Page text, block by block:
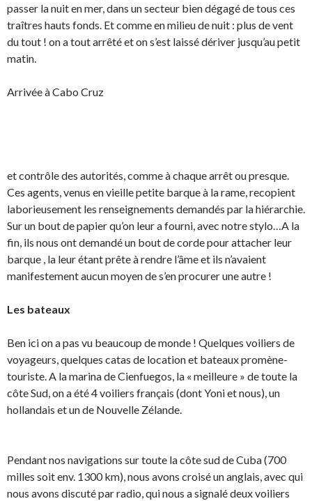
passer la nuit en mer, dans un secteur bien dégagé de tous ces
traîtres hauts fonds. Et comme en milieu de nuit : plus de vent
du tout ! on a tout arrêté et on s’est laissé dériver jusqu’au petit
matin.
Arrivée à Cabo Cruz
et contrôle des autorités, comme à chaque arrêt ou presque.
Ces agents, venus en vieille petite barque à la rame, recopient
laborieusement les renseignements demandés par la hiérarchie.
Sur un bout de papier qu’on leur a fourni, avec notre stylo…A la
fin, ils nous ont demandé un bout de corde pour attacher leur
barque , la leur étant prête à rendre l’âme et ils n’avaient
manifestement aucun moyen de s’en procurer une autre !
Les bateaux
Ben ici on a pas vu beaucoup de monde ! Quelques voiliers de
voyageurs, quelques catas de location et bateaux promène-
touriste. A la marina de Cienfuegos, la « meilleure » de toute la
côte Sud, on a été 4 voiliers français (dont Yoni et nous), un
hollandais et un de Nouvelle Zélande.
Pendant nos navigations sur toute la côte sud de Cuba (700
milles soit env. 1300 km), nous avons croisé un anglais, avec qui
nous avons discuté par radio, qui nous a signalé deux voiliers